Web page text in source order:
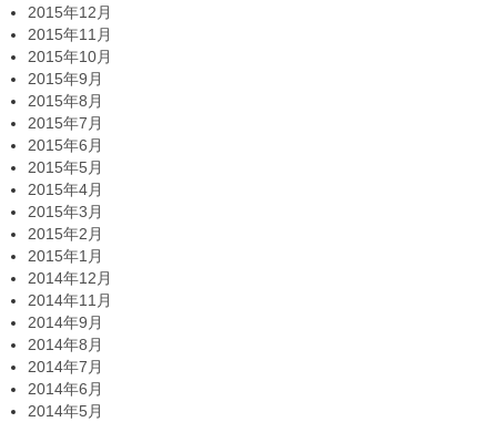
2015年12月
2015年11月
2015年10月
2015年9月
2015年8月
2015年7月
2015年6月
2015年5月
2015年4月
2015年3月
2015年2月
2015年1月
2014年12月
2014年11月
2014年9月
2014年8月
2014年7月
2014年6月
2014年5月